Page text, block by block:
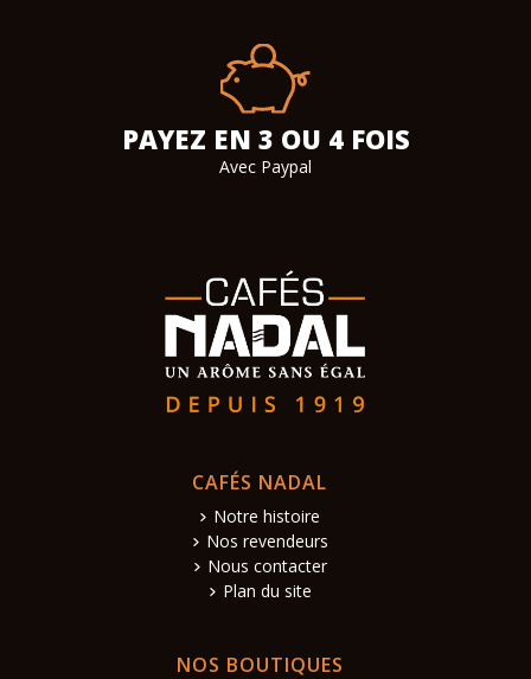
PAYEZ EN 3 OU 4 FOIS
Avec Paypal
CAFÉS NADAL
Notre histoire
Nos revendeurs
Nous contacter
Plan du site
NOS BOUTIQUES